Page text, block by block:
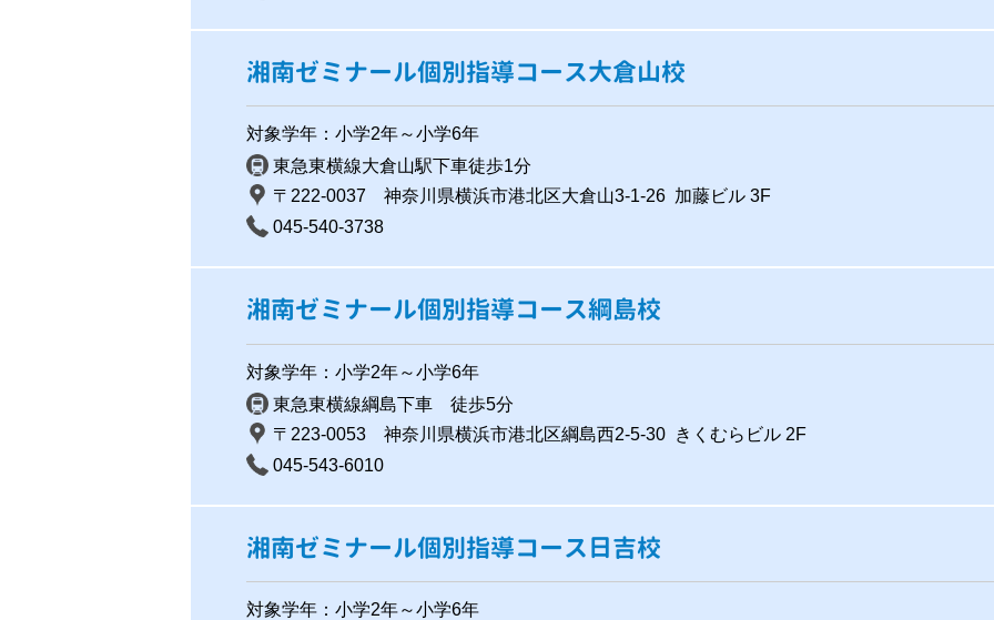
湘南ゼミナール個別指導コース大倉山校
対象学年：小学2年～小学6年
東急東横線大倉山駅下車徒歩1分
〒222-0037 神奈川県横浜市港北区大倉山3-1-26 加藤ビル 3F
045-540-3738
湘南ゼミナール個別指導コース綱島校
対象学年：小学2年～小学6年
東急東横線綱島下車 徒歩5分
〒223-0053 神奈川県横浜市港北区綱島西2-5-30 きくむらビル 2F
045-543-6010
湘南ゼミナール個別指導コース日吉校
対象学年：小学2年～小学6年